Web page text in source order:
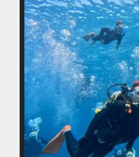
海が穏やかな日がずーっ
昔よく潜りに来て下さっ
で一緒にダイビングデビ
毎日色々なお客
渡嘉敷島の方も夏には珍